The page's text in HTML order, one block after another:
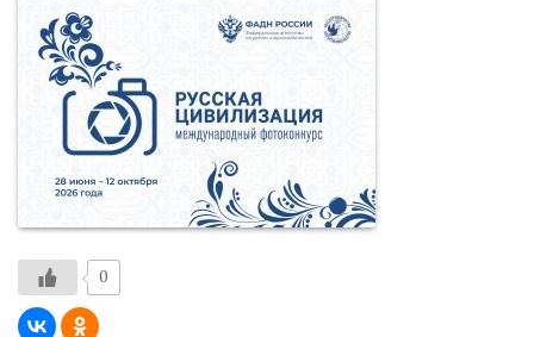
0